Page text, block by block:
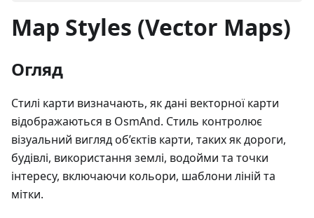
Map Styles (Vector Maps)
Огляд
Стилі карти визначають, як дані векторної карти
відображаються в OsmAnd. Стиль контролює
візуальний вигляд об’єктів карти, таких як дороги,
будівлі, використання землі, водойми та точки
інтересу, включаючи кольори, шаблони ліній та
мітки.